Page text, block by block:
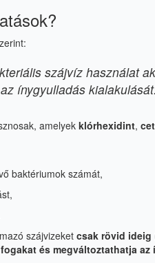
szájvíz használat
ínygyulladás kialakulását.
amelyek klórhexidint,
baktériumok számát,
szájvizeket csak rövid ideig
és megváltoztathatja az